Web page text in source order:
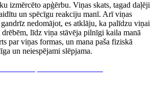
izmērcēto apģērbu. Viņas skats, tagad daļēji
un spēcīgu reakciju manī. Arī viņas
nedomājot, es atklāju, ka palīdzu viņai
drēbēm, līdz viņa stāvēja pilnīgi kaila manā
par viņas formas, un mana paša fiziskā
un neiespējami slēpjama.